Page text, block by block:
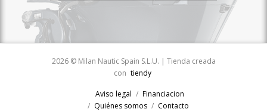
2026 © Milan Nautic Spain S.L.U. | Tienda creada
con tiendy
Aviso legal
Financiacion
Quiénes somos
Contacto